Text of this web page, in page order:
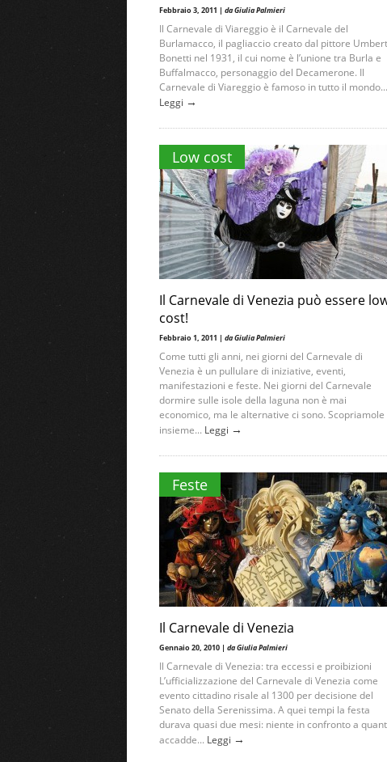
Febbraio 3, 2011 | da Giulia Palmieri
Il Carnevale di Viareggio è il Carnevale del
Burlamacco, il pagliaccio creato dal pittore
Bonetti nel 1931, il cui nome è l’unione tra Burla e
Buffalmacco, personaggio del Decamerone. Il
Carnevale di Viareggio è famoso in tutto il mondo...
Leggi →
Low cost
Il Carnevale di Venezia può essere
cost!
Febbraio 1, 2011 | da Giulia Palmieri
Come tutti gli anni, nei giorni del Carnevale di
Venezia è un pullulare di iniziative, eventi,
manifestazioni e feste. Nei giorni del Carnevale
dormire sulle isole della laguna non è mai
economico, ma le alternative ci sono. Scopriamole
insieme... Leggi →
Feste
Il Carnevale di Venezia
Gennaio 20, 2010 | da Giulia Palmieri
Il Carnevale di Venezia: tra eccessi e proibizioni
L’ufficializzazione del Carnevale di Venezia come
evento cittadino risale al 1300 per decisione del
Senato della Serenissima. A quei tempi la festa
durava quasi due mesi: niente in confronto a
accadde... Leggi →